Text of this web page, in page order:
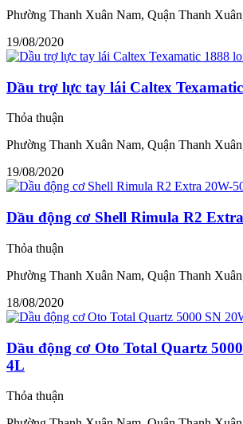
Phường Thanh Xuân Nam, Quận Thanh
19/08/2020
Dầu trợ lực tay lái Caltex
Thỏa thuận
Phường Thanh Xuân Nam, Quận Thanh
19/08/2020
Dầu động cơ Shell Rimula R2
Thỏa thuận
Phường Thanh Xuân Nam, Quận Thanh
18/08/2020
Dầu động cơ Oto Total Quartz
4L
Thỏa thuận